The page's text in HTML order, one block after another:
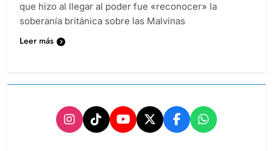
que hizo al llegar al poder fue «reconocer» la
soberanía británica sobre las Malvinas
Leer más